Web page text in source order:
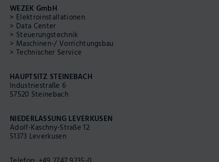
WEZEK GmbH
Navigation
überspringen
Elektro­installationen
Data Center
Steuerungs­technik
Maschinen-/ Vorrichtungs­bau
Technischer Service
HAUPTSITZ STEINEBACH
Industriestraße 6
57520 Steinebach
NIEDERLASSUNG LEVERKUSEN
Adolf-Kaschny-Straße 12
51373 Leverkusen